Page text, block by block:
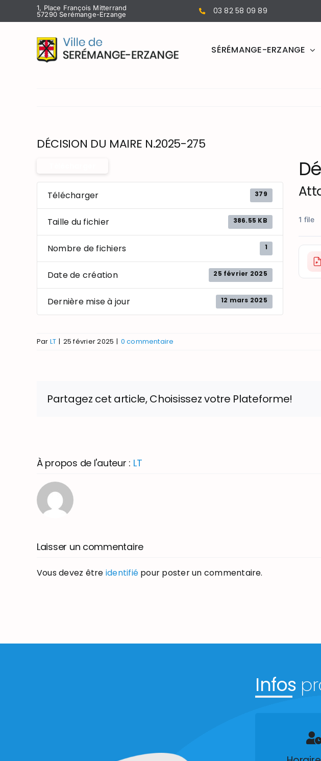
au
1, Place François Mitterrand
57290 Serémange-Erzange
03 82 58 09 89
SÉRÉMANGE-ERZANGE
DÉCISION DU MAIRE N.2025-275
Télécharger 379
Taille du fichier 386.55 KB
Nombre de fichiers 1
Date de création 25 février 2025
Dernière mise à jour 12 mars 2025
1 file
Par LT | 25 février 2025 | 0 commentaire
Partagez cet article, Choisissez votre Plateforme!
À propos de l'auteur : LT
Laisser un commentaire
Vous devez être identifié pour poster un commentaire.
Infos